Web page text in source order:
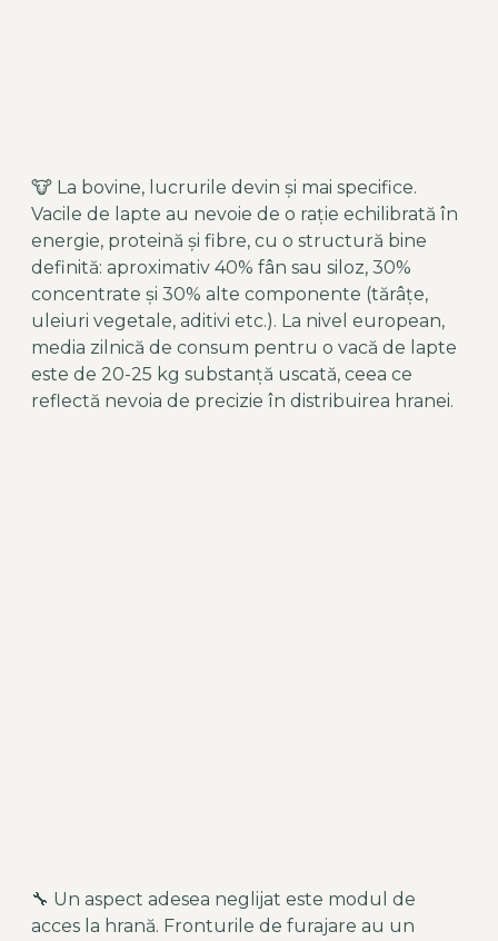
🐮 La bovine, lucrurile devin și mai specifice.
Vacile de lapte au nevoie de o rație echilibrată în
energie, proteină și fibre, cu o structură bine
definită: aproximativ 40% fân sau siloz, 30%
concentrate și 30% alte componente (tărâțe,
uleiuri vegetale, aditivi etc.). La nivel european,
media zilnică de consum pentru o vacă de lapte
este de 20-25 kg substanță uscată, ceea ce
reflectă nevoia de precizie în distribuirea hranei.
🔧 Un aspect adesea neglijat este modul de
acces la hrană. Fronturile de furajare au un